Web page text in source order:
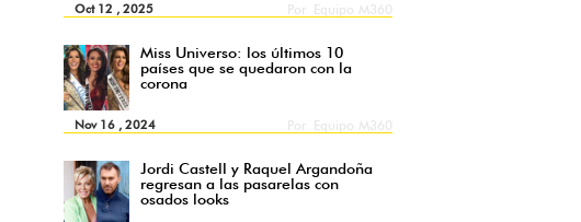
Oct 12 , 2025
Miss Universo: los últimos 10
países que se quedaron con la
corona
Nov 16 , 2024
Jordi Castell y Raquel Argandoña
regresan a las pasarelas con
osados looks